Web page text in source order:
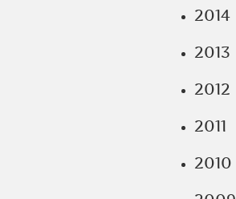
2014
2013
2012
2011
2010